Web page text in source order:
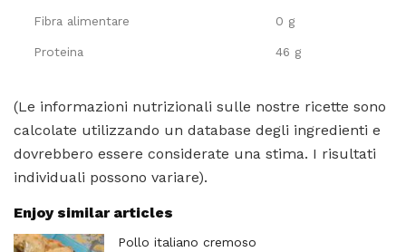
Fibra alimentare 0 g
Proteina 46 g
(Le informazioni nutrizionali sulle nostre ricette sono
calcolate utilizzando un database degli ingredienti e
dovrebbero essere considerate una stima. I risultati
individuali possono variare).
Enjoy similar articles
Pollo italiano cremoso